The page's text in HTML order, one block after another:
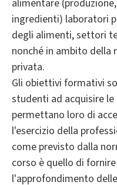
alimentare
ingredienti) laboratori
degli alimenti, settori
nonché in ambito della
privata.
Gli obiettivi formativi
studenti ad acquisire
permettano loro di
l'esercizio della
come previsto dalla
corso è quello di
l'approfondimento